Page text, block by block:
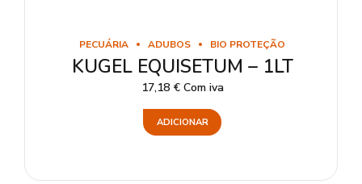
PECUÁRIA ADUBOS BIO PROTEÇÃO
KUGEL EQUISETUM – 1LT
17,18 € Com iva
ADICIONAR